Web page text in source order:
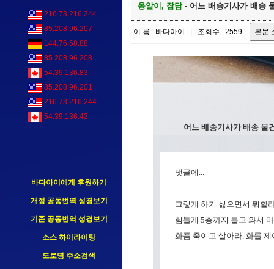
216.73.216.244
85.208.96.207
144.76.68.88
85.208.96.208
54.39.136.83
85.208.96.201
216.73.216.244
54.39.136.43
바다아이에게 후원하기
개정 공동번역 성경보기
기존 공동번역 성경보기
소스 하이라이팅
도로명 주소검색
옹알이, 잡담- 어느 배송기사가 배송
이 름 : 바다아이 | 조회수 : 2559
어느 배송기사가 배송 물
댓글에...
그렇게 하기 싫으면서 뭐할
힘들게 5층까지 들고 와서
화좀 죽이고 살아라. 화를